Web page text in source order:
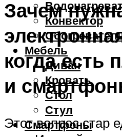
Конвектор
Мебель
Диван
Кровать
Стол
Стул
Смартфоны
Зачем
когда есть
и
Этот вопрос стар